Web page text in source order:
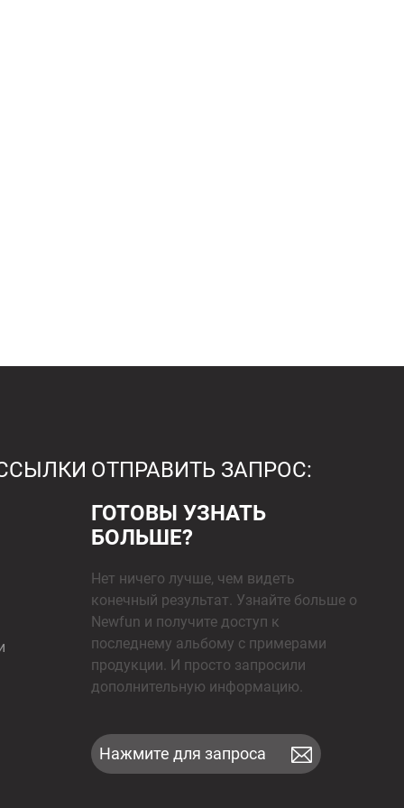
ОТПРАВИТЬ ЗАПРОС:
ГОТОВЫ УЗНАТЬ
БОЛЬШЕ?
Нет ничего лучше, чем видеть
конечный результат. Узнайте больше о
Newfun и получите доступ к
последнему альбому с примерами
продукции. И просто запросили
дополнительную информацию.
Нажмите для запроса